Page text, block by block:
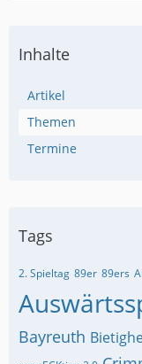
Inhalte
Artikel
Themen
Termine
Tags
2. Spieltag 89er 89ers
Bayreuth